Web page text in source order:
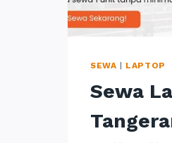
SEWA LAPTOP
Sewa